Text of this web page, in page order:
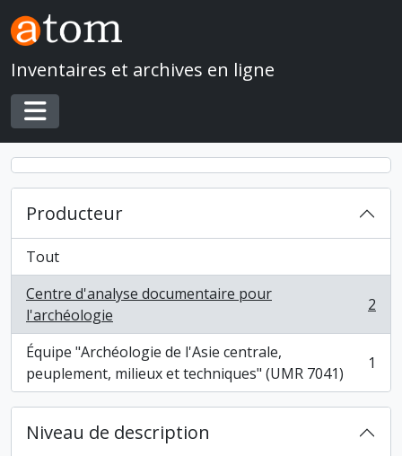
Skip to main content
Inventaires et archives en ligne
Toggle navigation
Producteur
Tout
Centre d'analyse documentaire pour
l'archéologie
, 2 résultats 2
Équipe "Archéologie de l'Asie centrale,
peuplement, milieux et techniques" (UMR 7041)
, 1 résultats 1
Niveau de description